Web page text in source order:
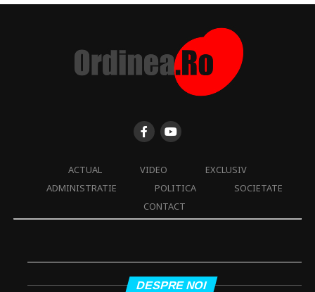
ACTUAL VIDEO
EXCLUSIV
ADMINISTRATIE
POLITICA
SOCIETATE
CONTACT
DESPRE NOI